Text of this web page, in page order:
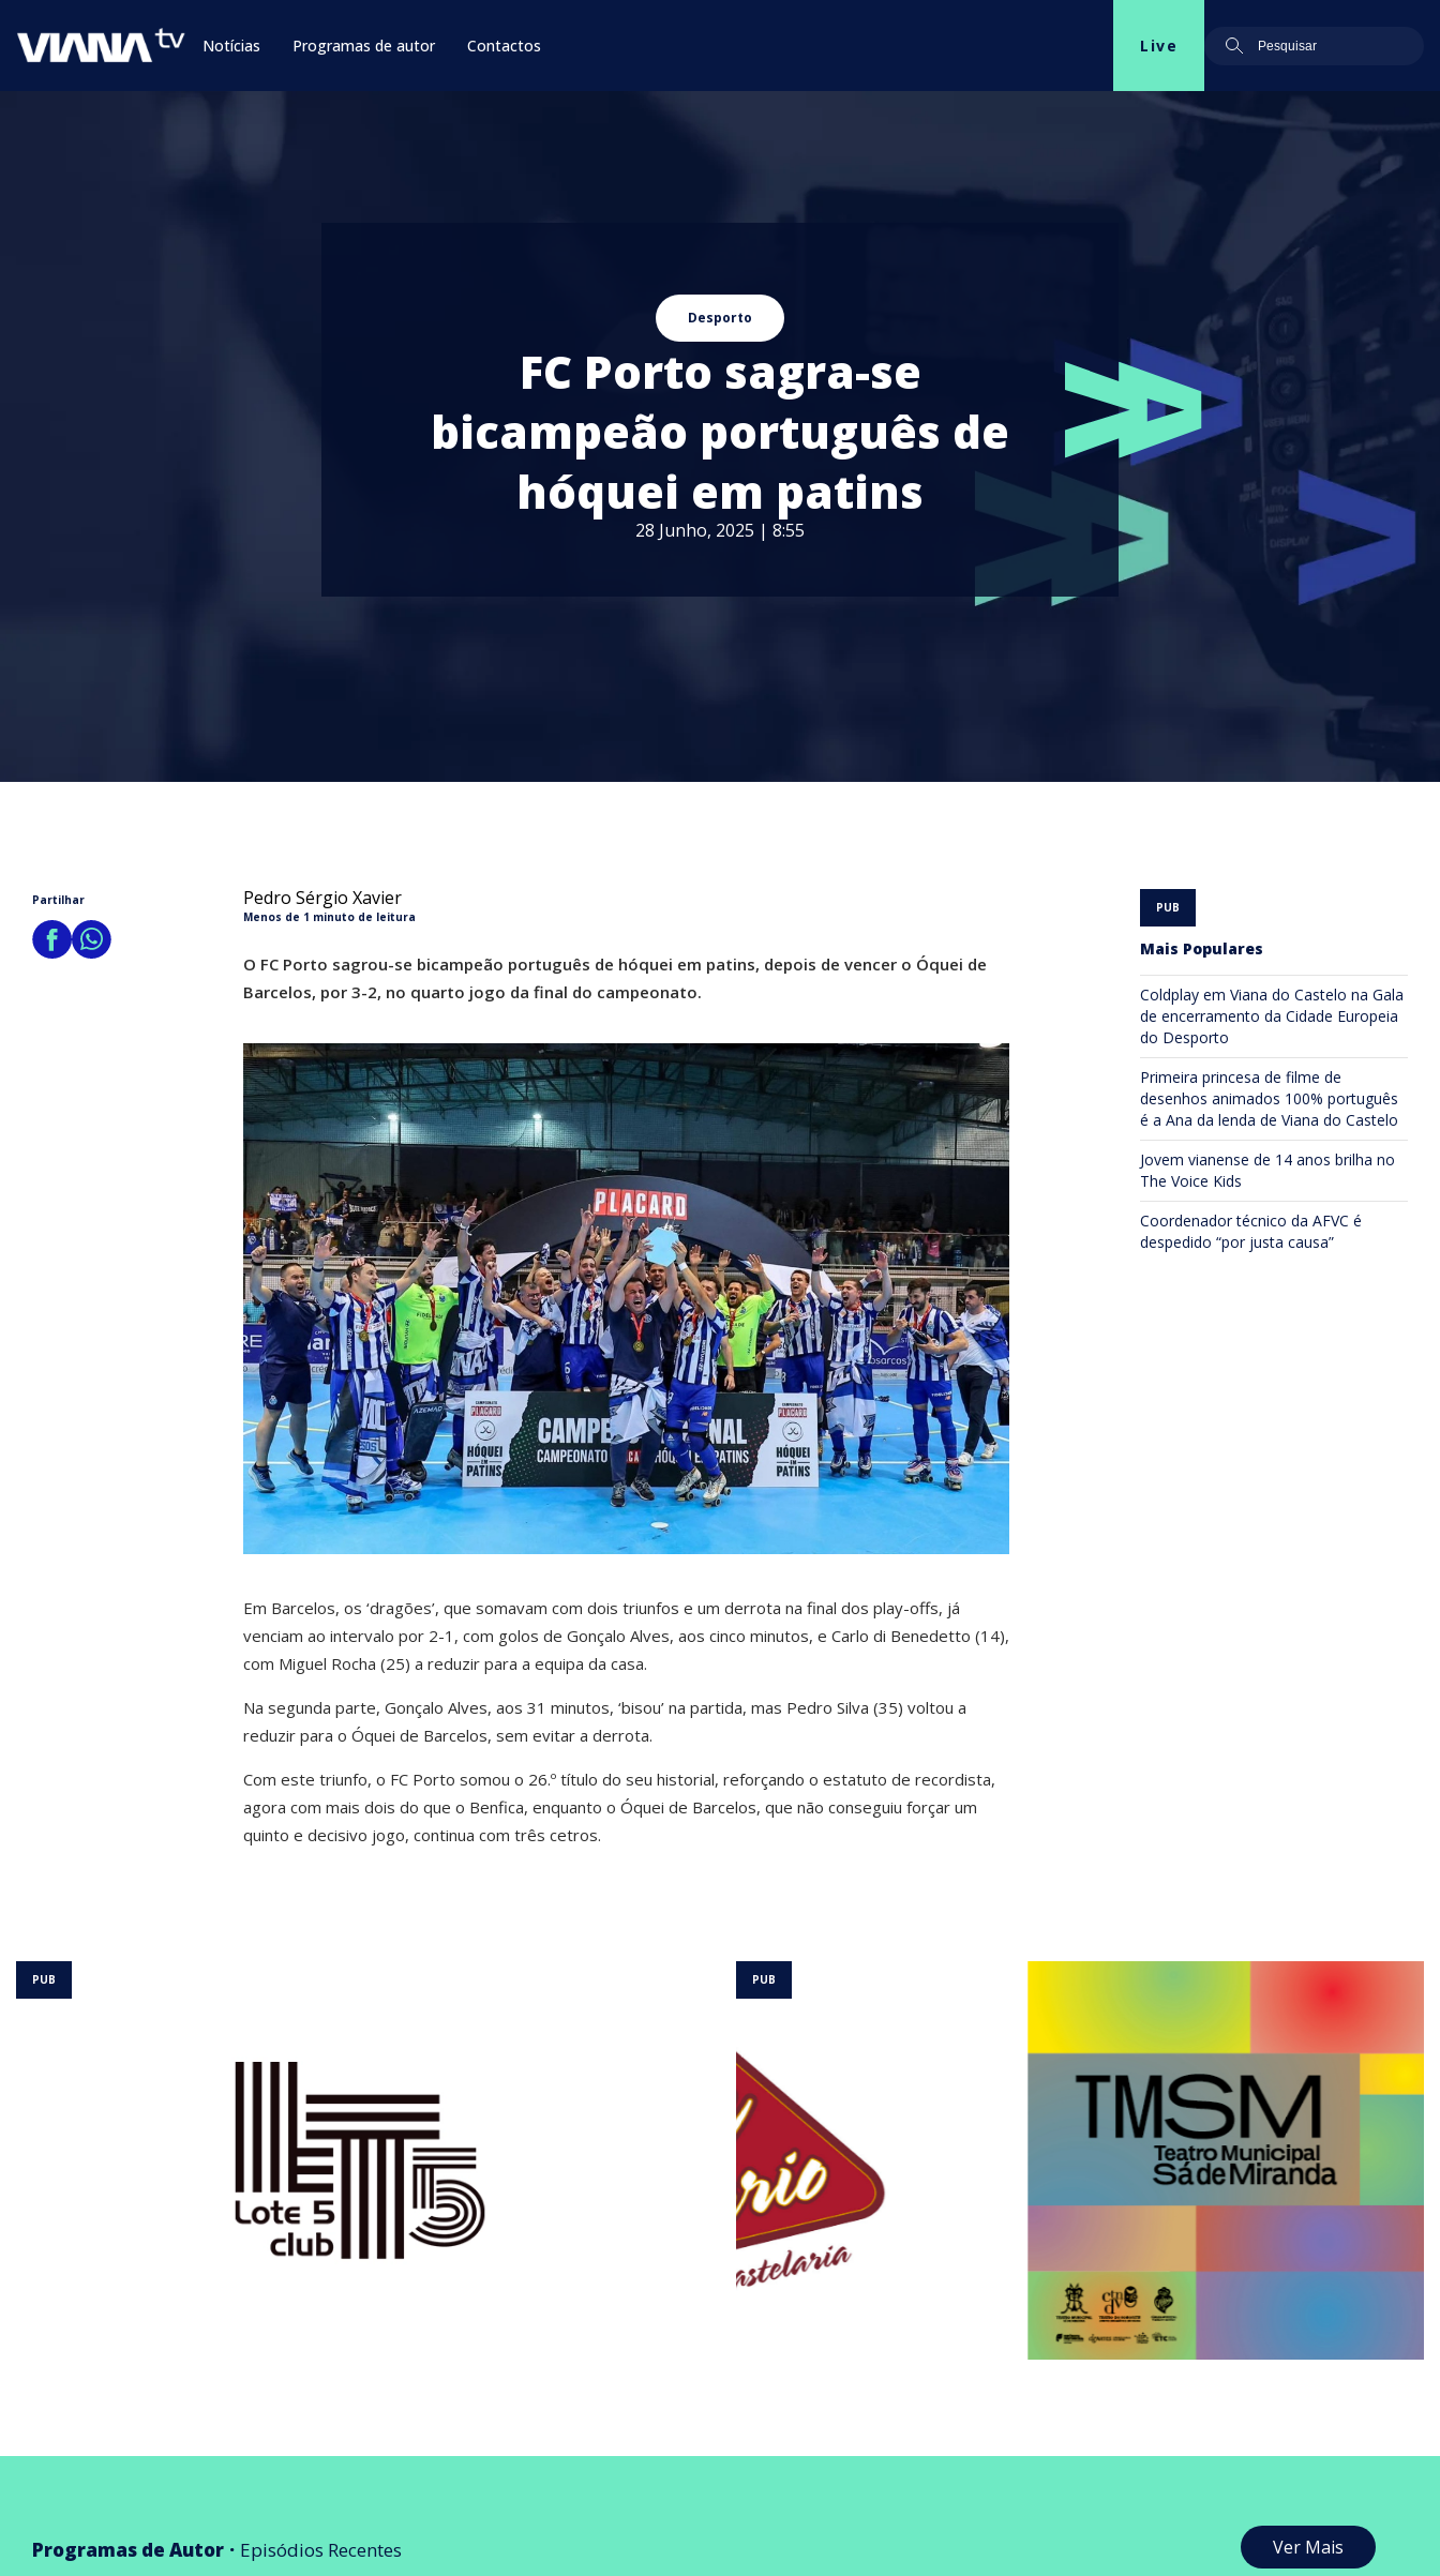
Notícias Programas de autor Contactos Live
Desporto
FC Porto sagra-se
bicampeão português de
hóquei em patins
28 Junho, 2025 | 8:55
Partilhar Pedro Sérgio Xavier
Menos de 1 minuto de leitura
O FC Porto sagrou-se bicampeão português de hóquei em patins, depois de vencer o Óquei de
Barcelos, por 3-2, no quarto jogo da final do campeonato.
Em Barcelos, os ‘dragões’, que somavam com dois triunfos e um derrota na final dos play-offs, já
venciam ao intervalo por 2-1, com golos de Gonçalo Alves, aos cinco minutos, e Carlo di Benedetto (14),
com Miguel Rocha (25) a reduzir para a equipa da casa.
Na segunda parte, Gonçalo Alves, aos 31 minutos, ‘bisou’ na partida, mas Pedro Silva (35) voltou a
reduzir para o Óquei de Barcelos, sem evitar a derrota.
Com este triunfo, o FC Porto somou o 26.º título do seu historial, reforçando o estatuto de recordista,
agora com mais dois do que o Benfica, enquanto o Óquei de Barcelos, que não conseguiu forçar um
quinto e decisivo jogo, continua com três cetros.
Mais Populares
Coldplay em Viana do Castelo na Gala
de encerramento da Cidade Europeia
do Desporto
Primeira princesa de filme de
desenhos animados 100% português
é a Ana da lenda de Viana do Castelo
Jovem vianense de 14 anos brilha no
The Voice Kids
Coordenador técnico da AFVC é
despedido “por justa causa”
Programas de Autor Episódios Recentes Ver Mais